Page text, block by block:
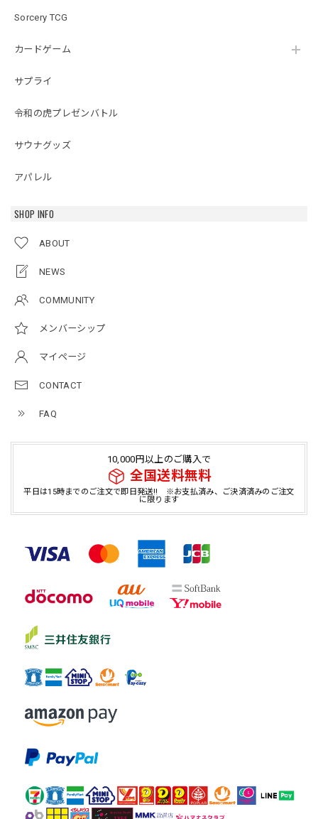
Sorcery TCG
カードゲーム
サプライ
令和の虎プレゼンバトル
サウナグッズ
アパレル
SHOP INFO
ABOUT
NEWS
COMMUNITY
メンバーシップ
マイページ
CONTACT
FAQ
10,000円以上のご購入で
全国送料無料
平日は15時までのご注文で即日発送!! ※お支払済み、ご決済済みのご注文
に限ります